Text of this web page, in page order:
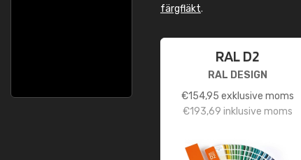
färgfläkt.
RAL D2
RAL DESIGN
€154,95 exklusive moms
€193,69 inklusive moms